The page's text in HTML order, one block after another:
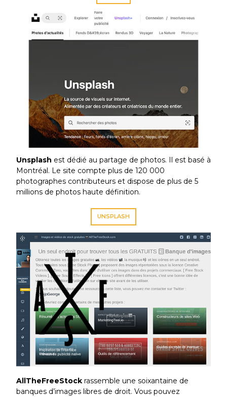
Unsplash est dédié au partage de photos. Il est basé à
Montréal. Le site compte plus de 120 000
photographes contributeurs et dispose de plus de 5
millions de photos haute définition.
UNSPLASH
AllTheFreeStock rassemble une soixantaine de
banques d’images libres de droit. Vous pouvez